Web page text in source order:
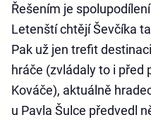
Řešením je
Letenští chtějí Ševčíka
Pak už jen trefit
hráče (zvládaly to i před
Kováče), aktuálně
u Pavla Šulce předvedl